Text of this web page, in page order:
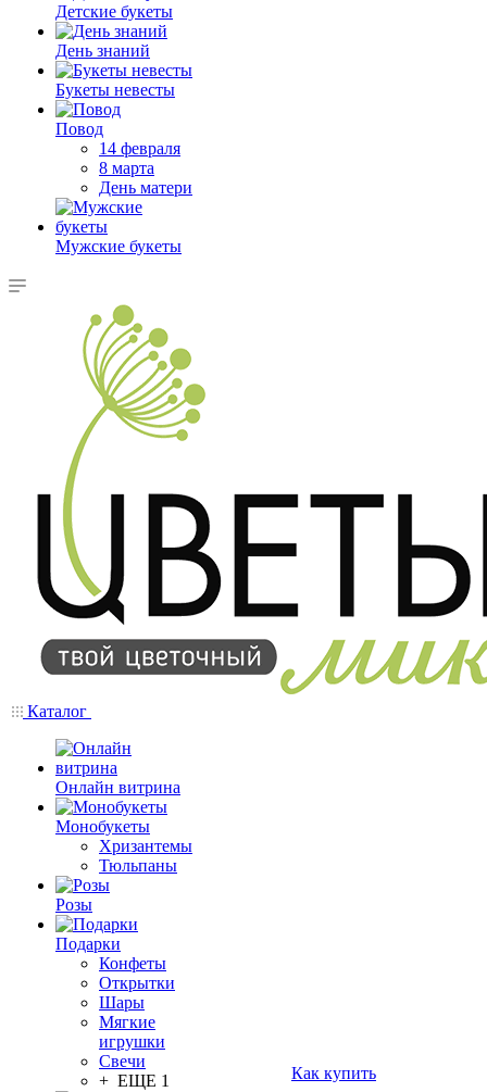
Детские букеты
День знаний
Букеты невесты
Повод
14 февраля
8 марта
День матери
Мужские букеты
Каталог
Онлайн витрина
Монобукеты
Хризантемы
Тюльпаны
Розы
Подарки
Конфеты
Открытки
Шары
Мягкие
игрушки
Свечи
+ ЕЩЕ 1
Как купить